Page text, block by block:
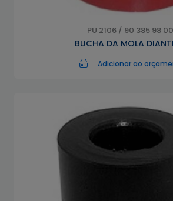
PU 2106 / 90 385 98
BUCHA DA MOLA
Adicionar ao